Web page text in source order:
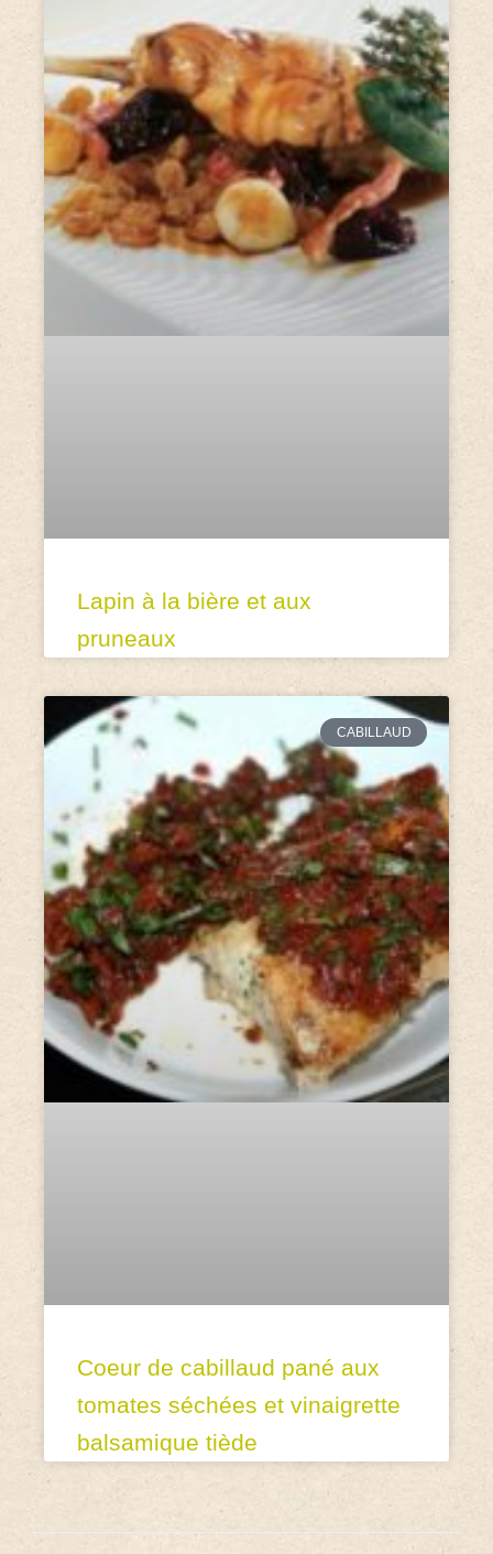
Lapin à la bière et aux
pruneaux
CABILLAUD
Coeur de cabillaud pané aux
tomates séchées et vinaigrette
balsamique tiède